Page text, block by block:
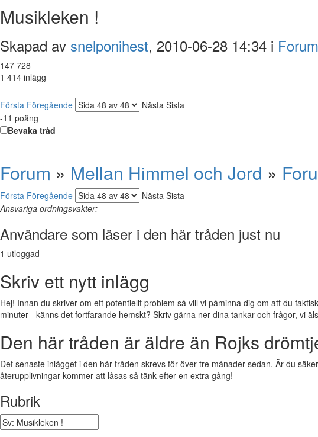
Musikleken !
Skapad av snelponihest, 2010-06-28 14:34 i
147 728
1 414 inlägg
Första Föregående Nästa Sista
-11 poäng
Bevaka tråd
Forum » Mellan Himmel och Jord »
Första Föregående Nästa Sista
Ansvariga ordningsvakter:
Användare som läser i den här tråden just nu
1 utloggad
Skriv ett nytt inlägg
Hej! Innan du skriver om ett potentiellt problem så vill vi påminna dig om att du
minuter - känns det fortfarande hemskt? Skriv gärna ner dina tankar och frågor, vi
Den här tråden är äldre än Rojks
Det senaste inlägget i den här tråden skrevs för över tre månader sedan. Är du
återupplivningar kommer att låsas så tänk efter en extra gång!
Rubrik